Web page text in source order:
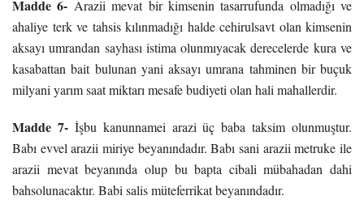
Madde 6- Arazii mevat bir kimsenin tasarrufunda olmadığı ve
ahaliye terk ve tahsis kılınmadığı halde cehirulsavt olan kimsenin
aksayı umrandan sayhası istima olunmıyacak derecelerde kura ve
kasabattan bait bulunan yani aksayı umrana tahminen bir buçuk
milyani yarım saat miktarı mesafe budiyeti olan hali mahallerdir.
Madde 7- İşbu kanunnamei arazi üç baba taksim olunmuştur.
Babı evvel arazii miriye beyanındadır. Babı sani arazii metruke ile
arazii mevat beyanında olup bu bapta cibali mübahadan dahi
bahsolunacaktır. Babi salis müteferrikat beyanındadır.